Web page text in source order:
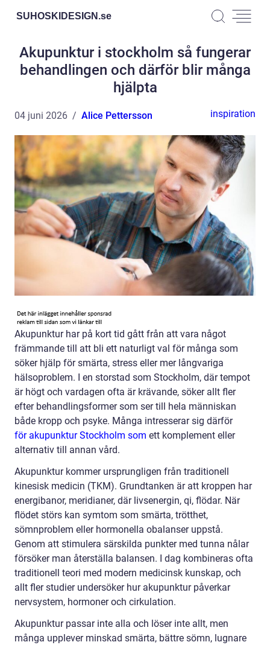
SUHOSKIDESIGN.se
Akupunktur i stockholm så fungerar
behandlingen och därför blir många
hjälpta
04 juni 2026 Alice Pettersson inspiration
Akupunktur har på kort tid gått från att vara något
främmande till att bli ett naturligt val för många som
söker hjälp för smärta, stress eller mer långvariga
hälsoproblem. I en storstad som Stockholm, där tempot
är högt och vardagen ofta är krävande, söker allt fler
efter behandlingsformer som ser till hela människan
både kropp och psyke. Många intresserar sig därför
för akupunktur Stockholm som ett komplement eller
alternativ till annan vård.
Akupunktur kommer ursprungligen från traditionell
kinesisk medicin (TKM). Grundtanken är att kroppen har
energibanor, meridianer, där livsenergin, qi, flödar. När
flödet störs kan symtom som smärta, trötthet,
sömnproblem eller hormonella obalanser uppstå.
Genom att stimulera särskilda punkter med tunna nålar
försöker man återställa balansen. I dag kombineras ofta
traditionell teori med modern medicinsk kunskap, och
allt fler studier undersöker hur akupunktur påverkar
nervsystem, hormoner och cirkulation.
Akupunktur passar inte alla och löser inte allt, men
många upplever minskad smärta, bättre sömn, lugnare